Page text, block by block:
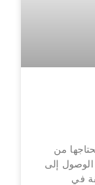
من
إلى
في